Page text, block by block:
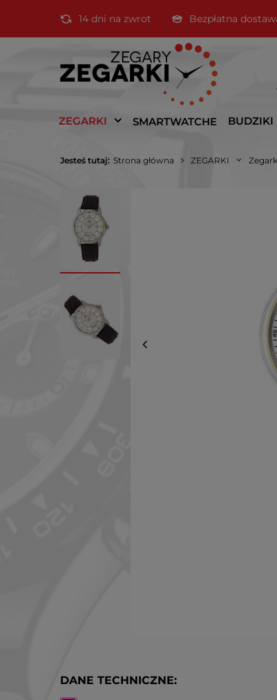
14 dni na zwrot Bezpłatna
ZEGARKI SMARTWATCHE BUDZIKI
Jesteś tutaj: Strona główna ZEGARKI
DANE TECHNICZNE: